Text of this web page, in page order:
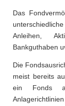
Das
Anleihen,
Bankguthaben
Die
meist bereits
ein Fonds